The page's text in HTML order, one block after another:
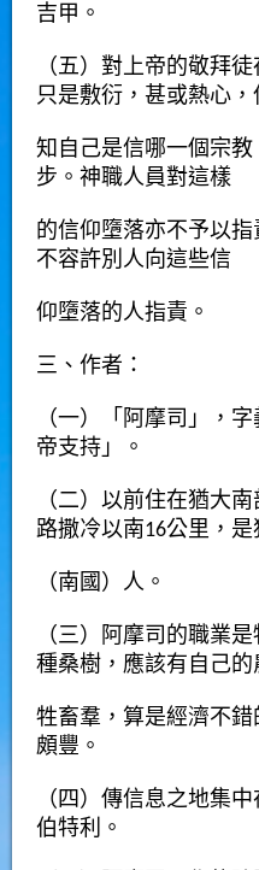
吉甲。
（五）對上帝的敬拜
只是敷衍，甚或熱心，
知自己是信哪一個宗
步。神職人員對這樣
的信仰墮落亦不予以
不容許別人向這些信
仰墮落的人指責。
三、作者：
（一）「阿摩司」，
帝支持」。
（二）以前住在猶大
路撒冷以南16公里，是
（南國）人。
（三）阿摩司的職業
種桑樹，應該有自己的
牲畜羣，算是經濟不
頗豐。
（四）傳信息之地集
伯特利。